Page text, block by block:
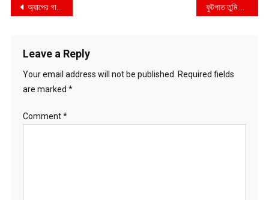
Post
অ্যাপের গাড়ি খ্যাপে
Leave a Reply
Your email address will not be published.
Required fields
are marked *
Comment*